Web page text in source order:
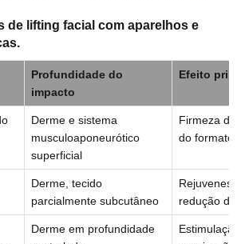
de lifting facial com aparelhos e
Profundidade do
impacto
Efeito
Derme e sistema
musculoaponeurótico
superficial
Firmeza
do formato
Derme, tecido
parcialmente subcutâneo
redução de
Derme em profundidade